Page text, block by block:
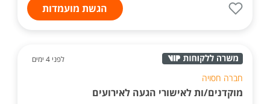
הגשת מועמדות
לפני 4 ימים
חברה חסויה
מוקדנים/ות לאישורי הגעה לאירועים